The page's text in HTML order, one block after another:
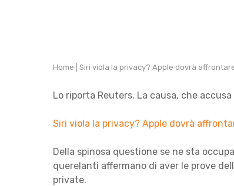
Home Siri viola la privacy? Apple dovrà
Lo riporta Reuters. La causa, che
Siri viola la privacy? Apple dovrà
Della spinosa questione se ne sta
querelanti affermano di aver le prove
private.